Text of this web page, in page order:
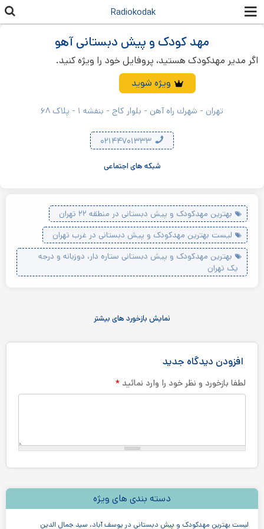
محتوای
اصلی
Radiokodak
مهد کودک و پیش دبستانی آهو
اگر مدیر مهدکودک هستید، پروفایل خود را ویژه کنید.
ویژه شوید
تهران - شهرك راه آهن - بلوار کاج - بنفشه ۱ - پلاک ۶۸
شبکه های اجتماعی
بهترین مهدکودک و پیش دبستانی در منطقه ۲۲ تهران
لیست بهترین مهدکودک و پیش دبستانی در غرب تهران
بهترین مهدکودک و پیش دبستانی ستاره دار، دوزبانه و درجه
یک تهران
نمایش بازخورد های بیشتر
افزودن دیدگاه جدید
لطفا بازخورد و نظر خود را وارد نمائید *
دسته بندی های ویژه
لیست بهترین مهدکودک و پیش دبستانی در یوسف آباد، سید جمال الدین